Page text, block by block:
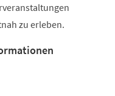
zu erleben.